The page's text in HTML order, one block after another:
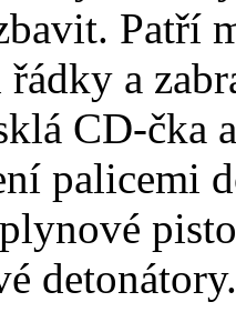
Patří
a
CD-čka
palicemi